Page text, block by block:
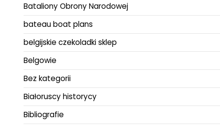
Bataliony Obrony Narodowej
bateau boat plans
belgijskie czekoladki sklep
Belgowie
Bez kategorii
Białoruscy historycy
Bibliografie